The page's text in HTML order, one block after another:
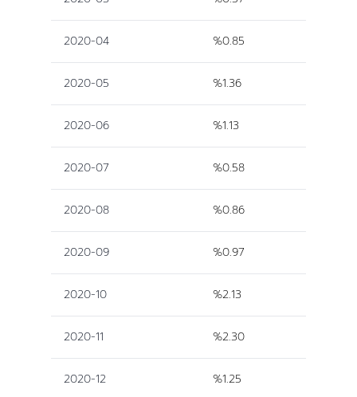
2020-04 %0.85
2020-05 %1.36
2020-06 %1.13
2020-07 %0.58
2020-08 %0.86
2020-09 %0.97
2020-10 %2.13
2020-11 %2.30
2020-12 %1.25